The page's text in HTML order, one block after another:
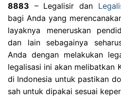
8883 – Legalisir dan
bagi Anda yang
layaknya meneruskan
dan lain sebagainya
Anda dengan melakukan
legalisasi ini akan melibatkan
di Indonesia untuk pastikan
sah untuk dipakai sesuai